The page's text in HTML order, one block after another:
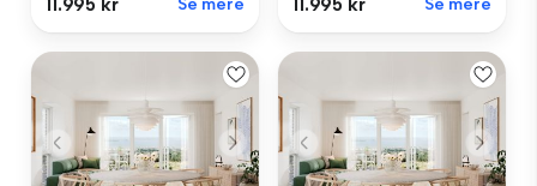
11.995 kr 11.995 kr